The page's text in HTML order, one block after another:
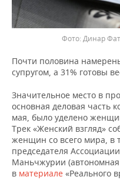
Динар
Почти половина
супругом, а 31% готовы
Значительное место в
основная деловая часть
мая, было уделено
Трек «Женский взгляд»
женщин со всего мира, в
председателя
Маньчжурии
в материале «Реального